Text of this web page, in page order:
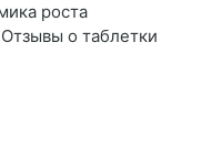
роста
о таблетки